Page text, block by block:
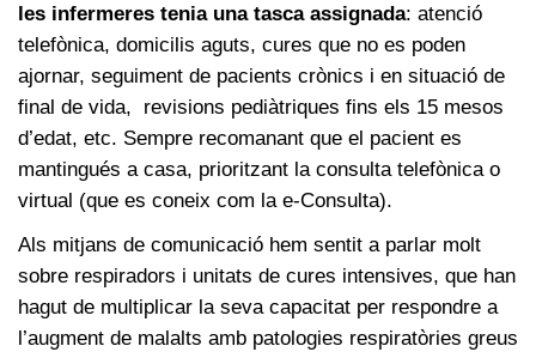
les infermeres tenia una tasca assignada: atenció
telefònica, domicilis aguts, cures que no es poden
ajornar, seguiment de pacients crònics i en situació de
final de vida, revisions pediàtriques fins els 15 mesos
d’edat, etc. Sempre recomanant que el pacient es
mantingués a casa, prioritzant la consulta telefònica o
virtual (que es coneix com la e-Consulta).
Als mitjans de comunicació hem sentit a parlar molt
sobre respiradors i unitats de cures intensives, que han
hagut de multiplicar la seva capacitat per respondre a
l’augment de malalts amb patologies respiratòries greus